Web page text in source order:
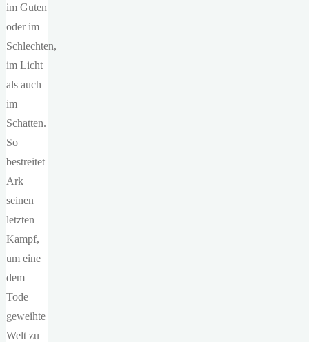
im Guten
oder im
Schlechten,
im Licht
als auch
im
Schatten.
So
bestreitet
Ark
seinen
letzten
Kampf,
um eine
dem
Tode
geweihte
Welt zu